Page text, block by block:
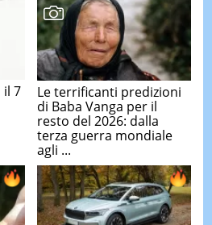
il 7
Le terrificanti predizioni
di Baba Vanga per il
resto del 2026: dalla
terza guerra mondiale
agli ...